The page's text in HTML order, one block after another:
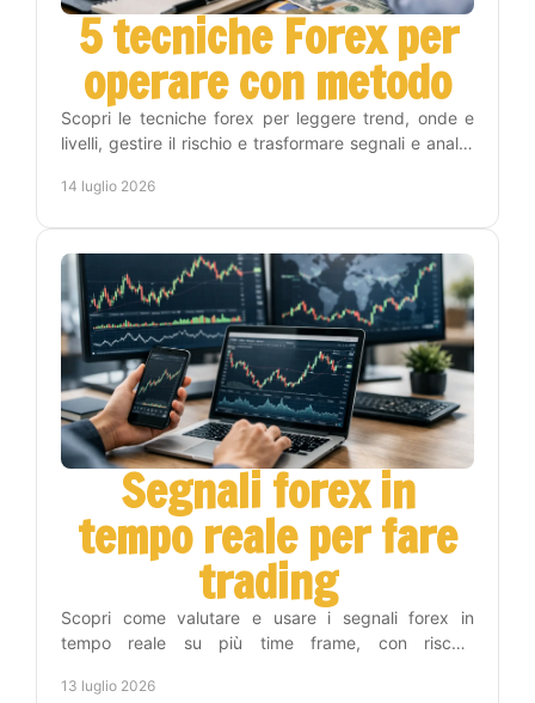
5 tecniche Forex per
operare con metodo
Scopri le tecniche forex per leggere trend, onde e
livelli, gestire il rischio e trasformare segnali e analisi
14 luglio 2026
Segnali forex in
tempo reale per fare
trading
Scopri come valutare e usare i segnali forex in
tempo reale su più time frame, con rischio
lavora.
13 luglio 2026